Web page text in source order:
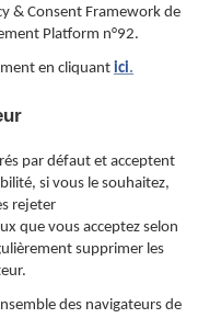
& Consent Framework de
Platform n°92.
en cliquant ici.
par défaut et acceptent
si vous le souhaitez,
rejeter
que vous acceptez selon
supprimer les
des navigateurs de